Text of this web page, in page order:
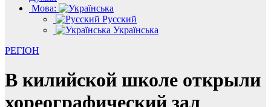
Мова:
Русский
Українська
РЕГІОН
В килийской школе открыли
хореографический зал